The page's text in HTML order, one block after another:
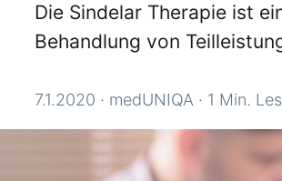
Die Sindelar Therapie ist
Behandlung von
7.1.2020 · medUNIQA · 1 Min.